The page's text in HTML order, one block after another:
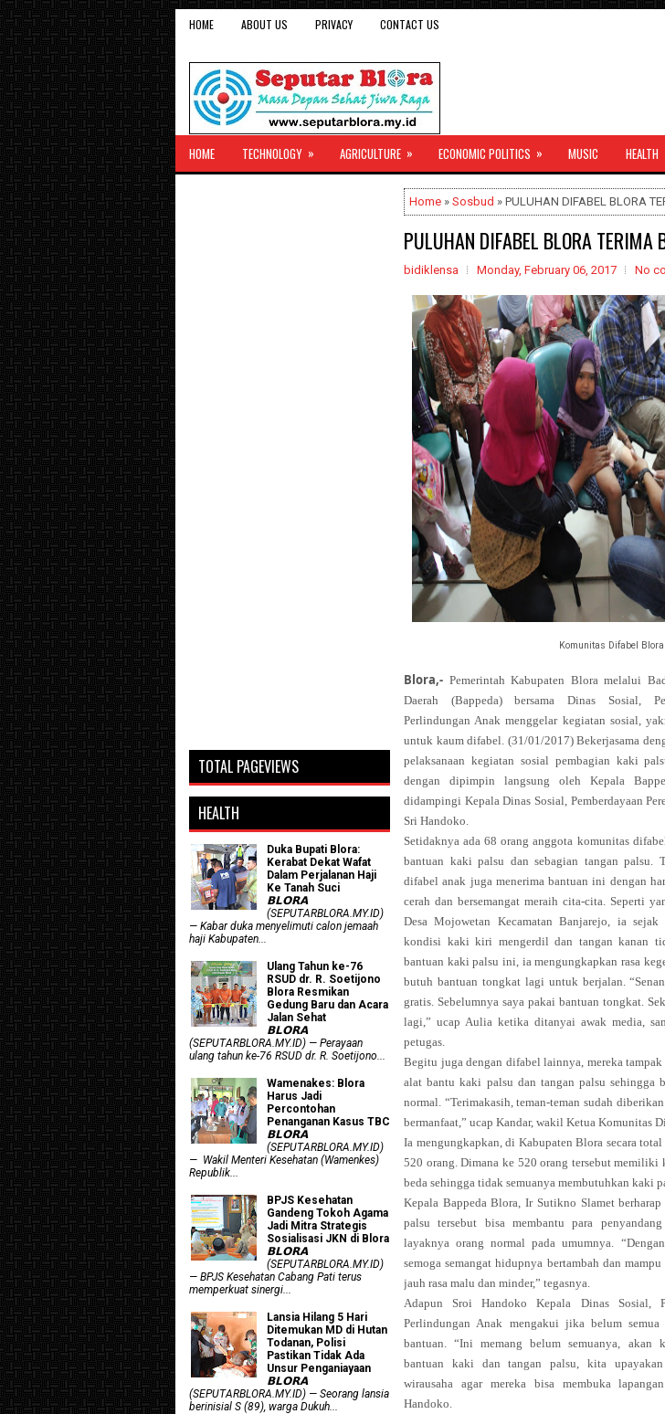
HOME ABOUT US PRIVACY CONTACT US
HOME TECHNOLOGY » AGRICULTURE » ECONOMIC POLITICS » MUSIC HEALTH
Home » Sosbud » PULUHAN DIFABEL BLORA
PULUHAN DIFABEL BLORA TERIMA
bidiklensa Monday, February 06, 2017 No
Komunitas Difabel Blora
Blora,- Pemerintah Kabupaten Blora melalui
Daerah (Bappeda) bersama Dinas Sosial,
Perlindungan Anak menggelar kegiatan sosial,
untuk kaum difabel. (31/01/2017) Bekerjasama
pelaksanaan kegiatan sosial pembagian kaki
dengan dipimpin langsung oleh Kepala
didampingi Kepala Dinas Sosial, Pemberdayaan
Sri Handoko.
Setidaknya ada 68 orang anggota komunitas
bantuan kaki palsu dan sebagian tangan palsu.
difabel anak juga menerima bantuan ini dengan
cerah dan bersemangat meraih cita-cita. Seperti
Desa Mojowetan Kecamatan Banjarejo, ia
kondisi kaki kiri mengerdil dan tangan kanan
bantuan kaki palsu ini, ia mengungkapkan rasa
butuh bantuan tongkat lagi untuk berjalan.
gratis. Sebelumnya saya pakai bantuan tongkat.
lagi,” ucap Aulia ketika ditanyai awak media,
petugas.
Begitu juga dengan difabel lainnya, mereka tampak
alat bantu kaki palsu dan tangan palsu sehingga
normal. “Terimakasih, teman-teman sudah
bermanfaat,” ucap Kandar, wakil Ketua Komunitas
Ia mengungkapkan, di Kabupaten Blora secara
520 orang. Dimana ke 520 orang tersebut memiliki
beda sehingga tidak semuanya membutuhkan kaki
Kepala Bappeda Blora, Ir Sutikno Slamet
palsu tersebut bisa membantu para
layaknya orang normal pada umumnya.
semoga semangat hidupnya bertambah dan
jauh rasa malu dan minder,” tegasnya.
Adapun Sroi Handoko Kepala Dinas Sosial,
Perlindungan Anak mengakui jika belum semua
bantuan. “Ini memang belum semuanya, akan
bantuan kaki dan tangan palsu, kita
wirausaha agar mereka bisa membuka
Handoko.
TOTAL PAGEVIEWS
HEALTH
Duka Bupati Blora:
Kerabat Dekat Wafat
Dalam Perjalanan Haji
Ke Tanah Suci
𝗕𝗟𝗢𝗥𝗔
(SEPUTARBLORA.MY.ID)
— Kabar duka menyelimuti calon jemaah
haji Kabupaten...
Ulang Tahun ke-76
RSUD dr. R. Soetijono
Blora Resmikan
Gedung Baru dan Acara
Jalan Sehat
𝗕𝗟𝗢𝗥𝗔
(SEPUTARBLORA.MY.ID) — Perayaan
ulang tahun ke-76 RSUD dr. R. Soetijono...
Wamenakes: Blora
Harus Jadi
Percontohan
Penanganan Kasus TBC
𝗕𝗟𝗢𝗥𝗔
(SEPUTARBLORA.MY.ID)
— Wakil Menteri Kesehatan (Wamenkes)
Republik...
BPJS Kesehatan
Gandeng Tokoh Agama
Jadi Mitra Strategis
Sosialisasi JKN di Blora
𝗕𝗟𝗢𝗥𝗔
(SEPUTARBLORA.MY.ID)
— BPJS Kesehatan Cabang Pati terus
memperkuat sinergi...
Lansia Hilang 5 Hari
Ditemukan MD di Hutan
Todanan, Polisi
Pastikan Tidak Ada
Unsur Penganiayaan
𝗕𝗟𝗢𝗥𝗔
(SEPUTARBLORA.MY.ID) — Seorang lansia
berinisial S (89), warga Dukuh...